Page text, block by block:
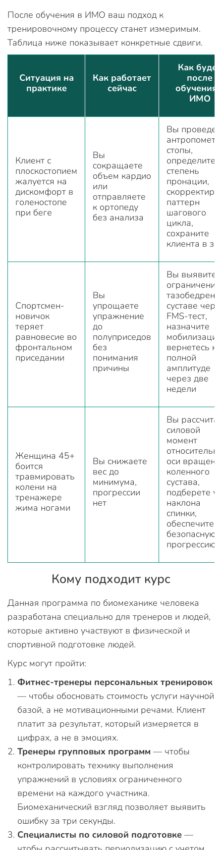
После обучения в ИМО ваш подход к
тренировочному процессу станет измеримым.
Таблица ниже показывает конкретные сдвиги.
Ситуация на
практике
Как работает
сейчас
Как будет
после
обучения
ИМО
Клиент с
плоскостопием
жалуется на
дискомфорт в
голеностопе
при беге
Вы
сокращаете
объем кардио
или
отправляете
к ортопеду
без анализа
Вы
стопы,
определите
степень
пронации,
паттерн
шагового
цикла,
сохраните
клиента в
Спортсмен-
новичок
теряет
равновесие во
фронтальном
приседании
Вы
упрощаете
упражнение
до
полуприседов
без
понимания
причины
Вы выявите
суставе
FMS-тест,
назначите
вернетесь к
полной
амплитуде
через две
недели
Женщина 45+
боится
травмировать
колени на
тренажере
жима ногами
Вы снижаете
вес до
минимума,
прогрессии
нет
Вы
силовой
момент
оси
коленного
сустава,
подберете
наклона
спинки,
обеспечите
безопасную
прогрессию
Кому подходит курс
Данная программа по биомеханике человека
разработана специально для тренеров и людей,
которые активно участвуют в физической и
спортивной подготовке людей.
Курс могут пройти:
Фитнес-тренеры персональных тренировок
— чтобы обосновать стоимость услуги научной
базой, а не мотивационными речами. Клиент
платит за результат, который измеряется в
цифрах, а не в эмоциях.
Тренеры групповых программ — чтобы
контролировать технику выполнения
упражнений в условиях ограниченного
времени на каждого участника.
Биомеханический взгляд позволяет выявить
ошибку за три секунды.
Специалисты по силовой подготовке —